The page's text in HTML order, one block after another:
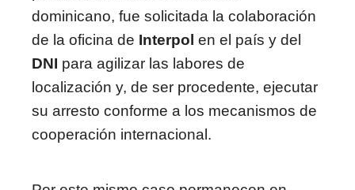
dominicano, fue solicitada la colaboración
de la oficina de Interpol en el país y del
DNI para agilizar las labores de
localización y, de ser procedente, ejecutar
su arresto conforme a los mecanismos de
cooperación internacional.